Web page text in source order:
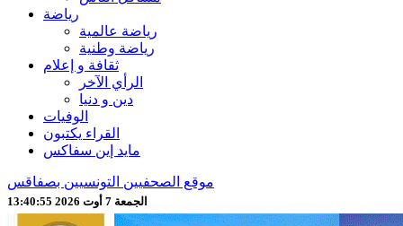
رياضة
رياضة عالمية
رياضة وطنية
ثقافة و إعلام
الرأي الآخر
دين و دنيا
الوفيات
القراء يكتبون
مايد إين سفاكس
موقع الصحفيين التونسيين بصفاقس
الجمعة 7 أوت 2026 13:40:57